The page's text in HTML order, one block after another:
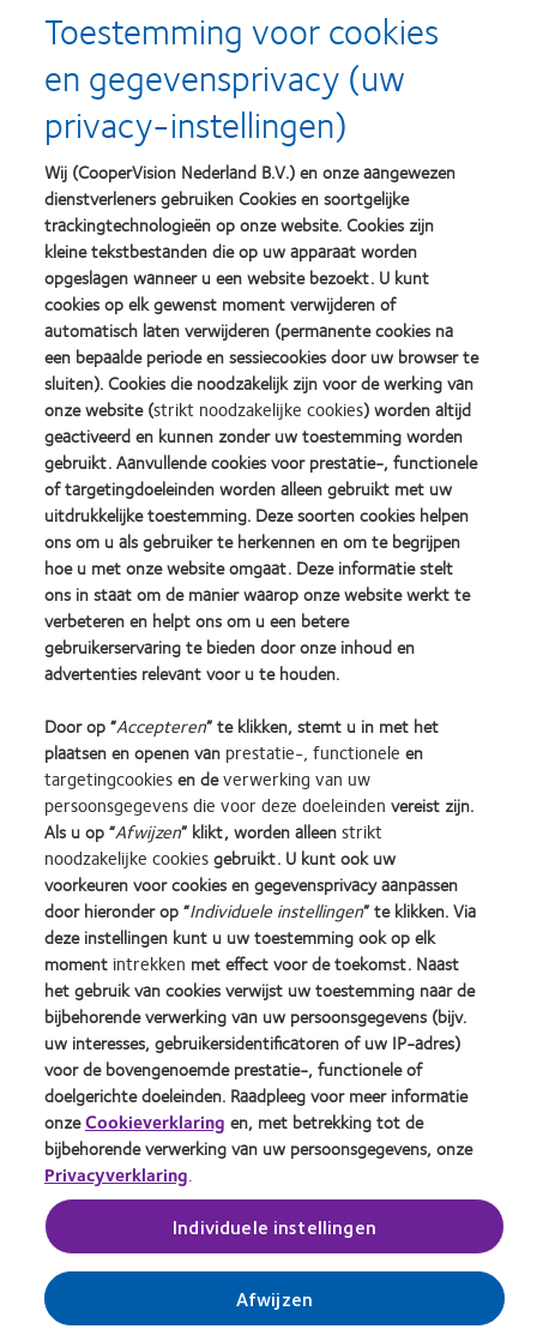
Afbeeldingen van de verpakking dienen alleen ter illustratie.
* Met myopie, hypermetropie of emmetropie met presbyopie.
† Hoge zuurstofdoorlaatbaarheid bevordert heldere, witte ogen.
‡ Vergeleken met 1 DAY ACUVUE
MOIST en DAILIES AquaComfort Plus
# Waarschuwing: UV-absorberende contactlenzen zijn geen vervanging voor beschermende
UV-absorberende brillen, zoals UV-absorberende brillen of zonnebrillen, omdat ze het oog
en het omringende gebied niet volledig bedekken. Patiënten moeten UV-absorberende brillen
blijven gebruiken zoals voorgeschreven.
♢ Het plastic dat wordt gebruikt in de deelnemende zachte contactlenzen van CooperVision
wordt bepaald door het gewicht van het plastic in de blisterverpakking, de lens en de
secundaire verpakking, inclusief laminaten, kleefmiddelen en hulpstoffen (zoals inkt). Die
bepaling omvat niet het plastic dat tijdens het fabricageproces van zowel deze producten als
hun verpakking wordt gebruikt.
Referenties:
1. CVI data on file, 2024
2. CVI data on file 2020. Prospective, double-masked, bilateral, one-week dispensing
study UK with MyDay®multifocal; n=104 habitual multifocal contact lens wearers; CVI data
on file 2021. Prospective, subject-masked, randomised, bilateral, two-week dispensing
study at 5 US sites with MyDay
® multifocal; n=58 habitual multifocal contact lens wearers.
3. CVI data on file 2020. Prospective, double-masked, bilateral, one-week dispensing
study UK with MyDay®multifocal; n=104 habitual multifocal contact lens wearers; CVI data
on file 2021. Prospective, subject-masked, randomised, bilateral, two-week dispensing
study at 5 US sites with MyDay®multifocal; n=58 habitual multifocal contact lens wearers.
4. CVI data on file 2020. Prospective, double-masked, bilateral, 1-week dispensing study
with MyDay multifocal; n=104 habitual MFCL wearers.
Raadpleeg de gebruiksaanwijzing voor informatie over de veiligheid van het product,
waarschuwingen, voorzorgsmaatregelen en lokale regelgeving.
Learn
more
about
Silmo
d’Or
best
product
award
met
MyDay™
(2013)
Learn
more
about
Contact
Lens
Product
of
the
Year
(2013)
Learn
more
about
2012
&
2010
Best
Companies
for
Leaders
(2012)
Learn
more
about
2011
Best
Factory
Awards
(2011)
Learn
more
about
ODMA
2011
(2011)
Learn
more
2012
REBRAND
100®
Global
Award
(2012)
Practitioner Home
Contact
Servicevoorwaarden
Cookie beleid
Privacybeleid
Site voor consumenten
Toestemmingsvoorkeuren
beheren
Inloggen
België
© 2026CooperVision|
Part ofCooperCompanies
Toestemming voor cookies
en gegevensprivacy (uw
privacy-instellingen)
Wij (CooperVision Nederland B.V.) en onze aangewezen
dienstverleners gebruiken Cookies en soortgelijke
trackingtechnologieën op onze website. Cookies zijn
kleine tekstbestanden die op uw apparaat worden
opgeslagen wanneer u een website bezoekt. U kunt
cookies op elk gewenst moment verwijderen of
automatisch laten verwijderen (permanente cookies na
een bepaalde periode en sessiecookies door uw browser te
sluiten). Cookies die noodzakelijk zijn voor de werking van
onze website (strikt noodzakelijke cookies) worden altijd
geactiveerd en kunnen zonder uw toestemming worden
gebruikt. Aanvullende cookies voor prestatie-, functionele
of targetingdoeleinden worden alleen gebruikt met uw
uitdrukkelijke toestemming. Deze soorten cookies helpen
ons om u als gebruiker te herkennen en om te begrijpen
hoe u met onze website omgaat. Deze informatie stelt
ons in staat om de manier waarop onze website werkt te
verbeteren en helpt ons om u een betere
gebruikerservaring te bieden door onze inhoud en
advertenties relevant voor u te houden.
Door op “Accepteren” te klikken, stemt u in met het
plaatsen en openen van prestatie-, functionele en
targetingcookiesen deverwerking van uw
persoonsgegevens die voor deze doeleinden vereist zijn.
Als u op “Afwijzen” klikt, worden alleenstrikt
noodzakelijke cookiesgebruikt. U kunt ook uw
voorkeuren voor cookies en gegevensprivacy aanpassen
door hieronder op “Individuele instellingen” te klikken. Via
deze instellingen kunt u uw toestemming ook op elk
moment intrekken met effect voor de toekomst. Naast
het gebruik van cookies verwijst uw toestemming naar de
bijbehorende verwerking van uw persoonsgegevens (bijv.
uw interesses, gebruikersidentificatoren of uw IP-adres)
voor de bovengenoemde prestatie-, functionele of
doelgerichte doeleinden. Raadpleeg voor meer informatie
onzeCookieverklaring en, met betrekking tot de
bijbehorende verwerking van uw persoonsgegevens, onze
Privacyverklaring.
Individuele instellingen
Afwijzen